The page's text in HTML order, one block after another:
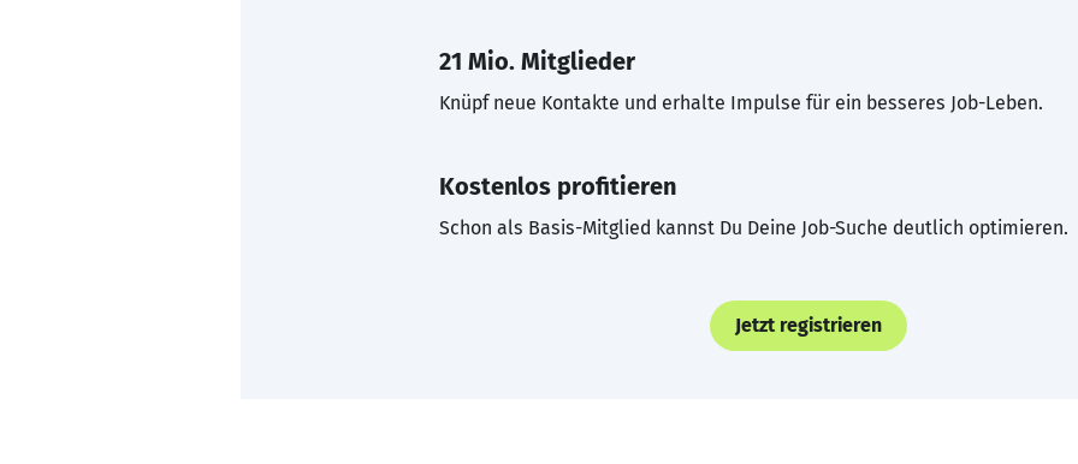
21 Mio. Mitglieder
Knüpf neue Kontakte und erhalte Impulse für ein besseres Job-Leben.
Kostenlos profitieren
Schon als Basis-Mitglied kannst Du Deine Job-Suche deutlich optimieren.
Jetzt registrieren